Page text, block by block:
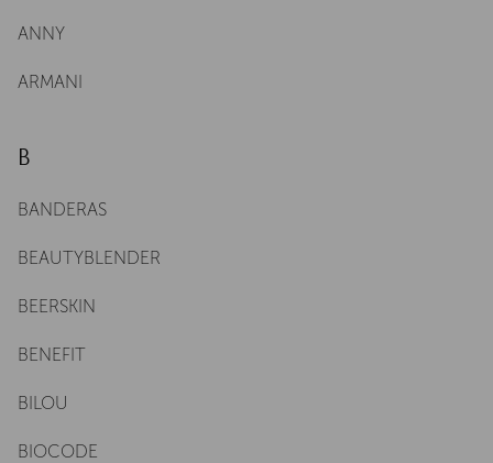
ANNY
ARMANI
B
BANDERAS
BEAUTYBLENDER
BEERSKIN
BENEFIT
BILOU
BIOCODE